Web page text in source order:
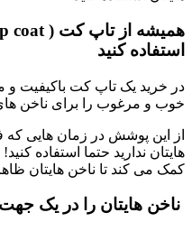
استفاده کنید
در خرید یک تاپ کت باکیفیت و
خوب و مرغوب را برای ناخن
از این پوشش در زمان هایی
هایتان ندارید حتما استفاده
کمک می کند تا ناخن هایتان
ناخن هایتان را در یک